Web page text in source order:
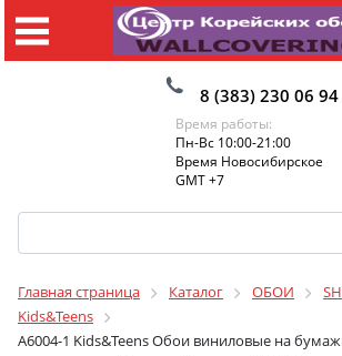
8 (383) 230 06 94
Время работы:
Пн-Вс 10:00-21:00
Время Новосибирское
GMT +7
Главная страница Каталог ОБОИ
Kids&Teens
A6004-1 Kids&Teens Обои виниловые на